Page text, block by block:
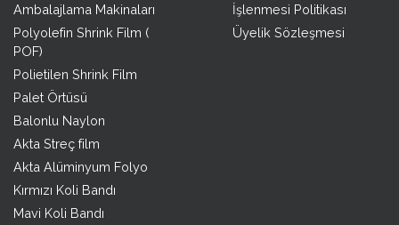
Ambalajlama Makinaları
Polyolefin Shrink Film (
POF)
Polietilen Shrink Film
Palet Örtüsü
Balonlu Naylon
Akta Streç film
Akta Alüminyum Folyo
Kırmızı Koli Bandı
Mavi Koli Bandı
İşlenmesi Politikası
Üyelik Sözleşmesi